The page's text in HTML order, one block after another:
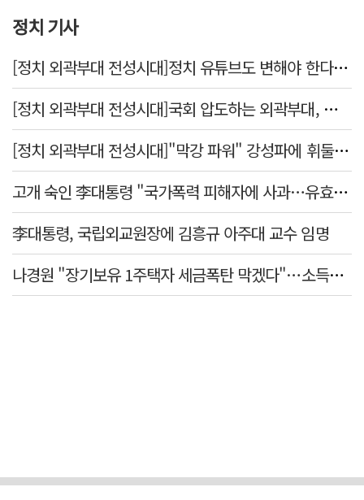
정치 기사
[정치 외곽부대 전성시대]정치 유튜브도 변해야 한다 "화합과 존중"
[정치 외곽부대 전성시대]국회 압도하는 외곽부대, 목소리 왜 커지나?
[정치 외곽부대 전성시대]"막강 파워" 강성파에 휘둘리는 여야 …"이슈 메이킹" 커지는 변방의 북소리
고개 숙인 李대통령 "국가폭력 피해자에 사과…유효기간 없는 책임"
李대통령, 국립외교원장에 김흥규 아주대 교수 임명
나경원 "장기보유 1주택자 세금폭탄 막겠다"…소득세법 개정안 발의